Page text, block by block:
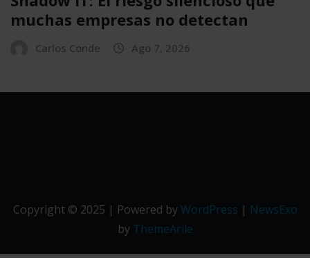
muchas empresas no detectan
Carlos Conde Ago 7, 2026
Copyright © 2025 | Powered byWordPress | NewsExo
by ThemeArile